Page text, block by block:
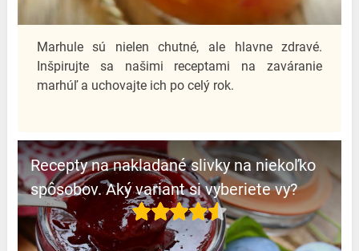
️Marhule sú nielen chutné, ale hlavne zdravé.
Inšpirujte sa našimi receptami na zaváranie
marhúľ a uchovajte ich po celý rok.
Recepty na nakladané slivky na niekoľko
spôsobov. Aký variant si vyberiete vy?